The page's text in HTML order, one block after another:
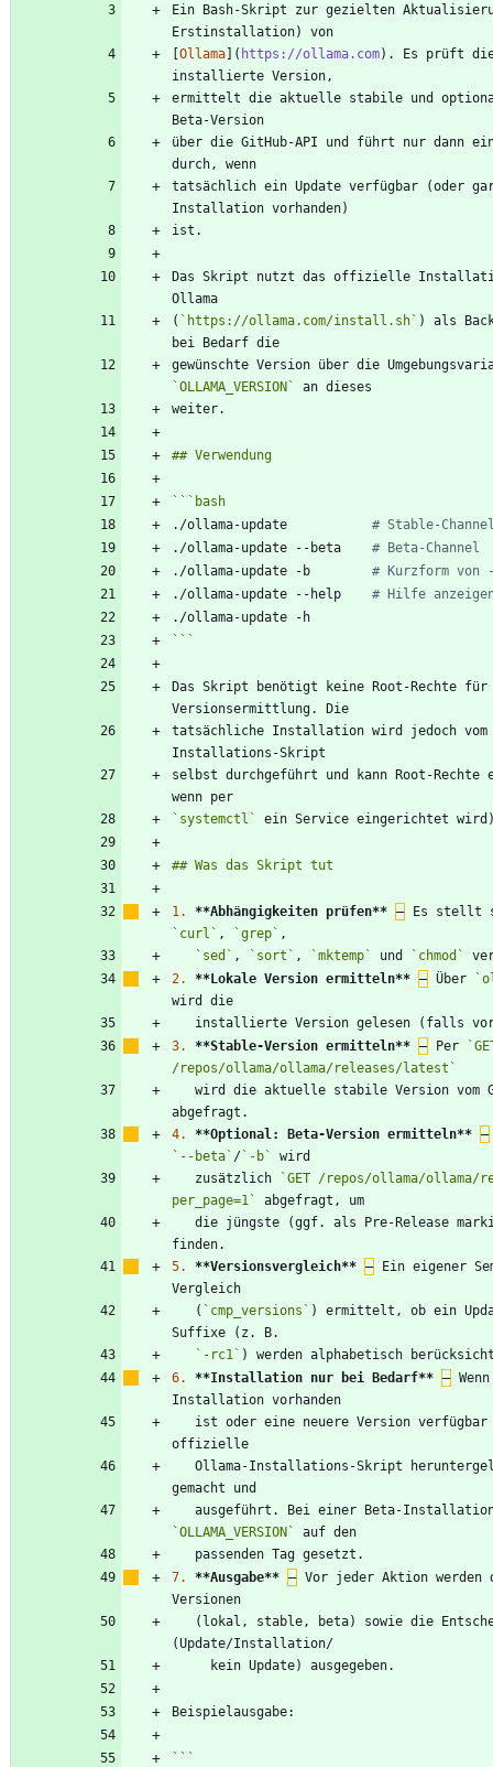
Ein Bash-Skript zur gezielten
[Ollama]( https://ollama.com). Es prüft
ermittelt die aktuelle stabile und
über die GitHub-API und führt nur dann
tatsächlich ein Update verfügbar (oder
Das Skript nutzt das offizielle
( `https://ollama.com/install.sh` ) als
`OLLAMA_VERSION`
``` bash
./ollama-update # Stable-
./ollama-update --beta # Beta-Channel
./ollama-update -b # Kurzform von
./ollama-update --help # Hilfe
```
Das Skript benötigt keine Root-Rechte
tatsächliche Installation wird jedoch vom
selbst durchgeführt und kann Root-
`systemctl`
1. **Abhängigkeiten prüfen** –
`curl` , `grep`
`sed` , `sort` , `mktemp` und
`chmod`
2.
**Lokale Version ermitteln** – Über
3. **Stable-Version ermitteln** – Per
/repos/ollama/ollama/releases/latest`
4.
**Optional: Beta-Version ermitteln** –
`--beta` /`-b`
   zusätzlich
`GET /repos/ollama/ollama/
per_page=1`
5.
**Versionsvergleich** – Ein eigener
   (
`cmp_versions` ) ermittelt, ob ein
`-rc1`
6.
**Installation nur bei Bedarf** –
`OLLAMA_VERSION`
7.
**Ausgabe** – Vor jeder Aktion